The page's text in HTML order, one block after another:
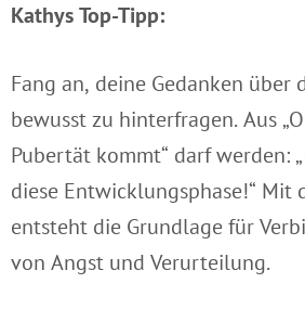
Kathys Top-Tipp:
Fang an, deine Gedanken über
bewusst zu hinterfragen. Aus
Pubertät kommt“ darf werden:
diese Entwicklungsphase!“ Mit
entsteht die Grundlage für
von Angst und Verurteilung.